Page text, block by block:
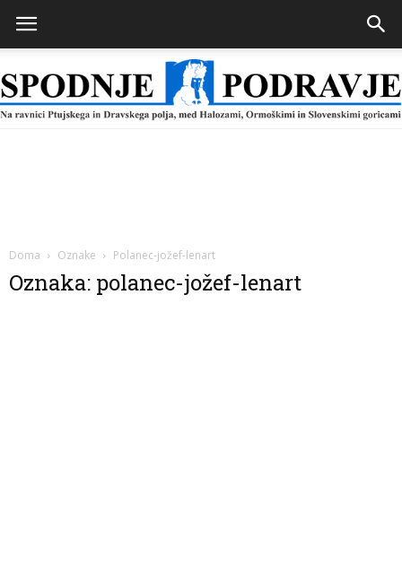
Doma Oznake Polanec-jožef-lenart
Oznaka: polanec-jožef-lenart